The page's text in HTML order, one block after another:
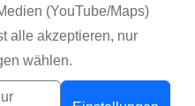
(YouTube/Maps)
alle akzeptieren, nur
wählen.
Mediendateien
im Regelfall
werden.
2026